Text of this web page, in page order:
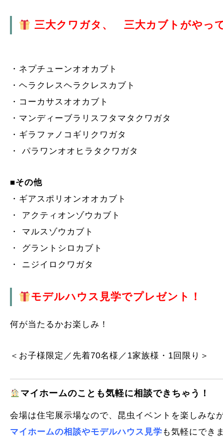
三大クワガタ、 三大カブトがやっ
・ネプチューンオオカブト
・ヘラクレスヘラクレスカブト
・コーカサスオオカブト
・マンディーブラリスフタマタクワガタ
・ギラファノコギリクワガタ
・ パラワンオオヒラタクワガタ
■その他
・ギアスポリオンオオカブト
・ アクティオンゾウカブト
・ マルスゾウカブト
・ グラントシロカブト
・ ニジイロクワガタ
モデルハウス見学でプレゼント！
何が当たるかお楽しみ！
＜お子様限定／先着70名様／1家族様・1回限り＞
マイホームのことも気軽に相談できちゃう！
会場は住宅展示場なので、昆虫イベントを楽しみな
マイホームの相談やモデルハウス見学 も気軽にでき